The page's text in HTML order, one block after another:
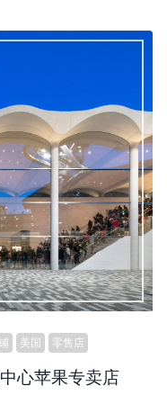
美国 零售店
心苹果专卖店